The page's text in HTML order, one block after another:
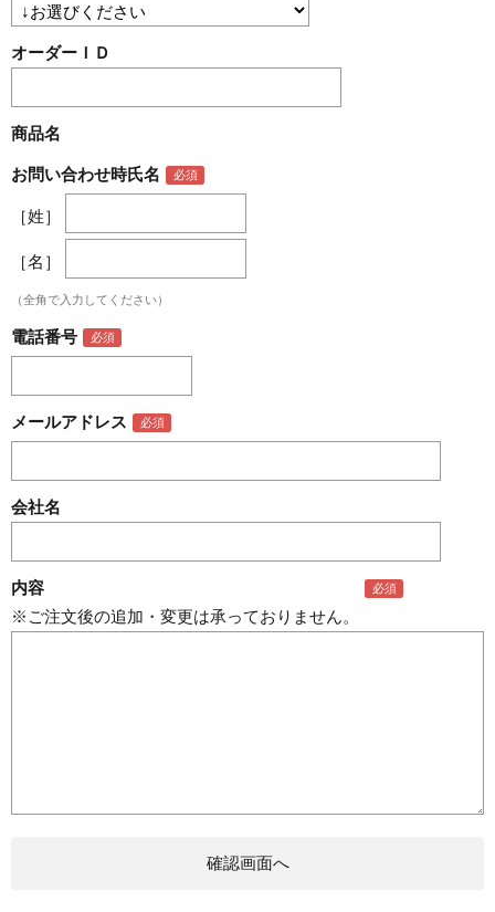
オーダーＩＤ
商品名
お問い合わせ時氏名
［姓］
［名］
（全角で入力してください）
電話番号
メールアドレス
会社名
内容
※ご注文後の追加・変更は承っておりません。